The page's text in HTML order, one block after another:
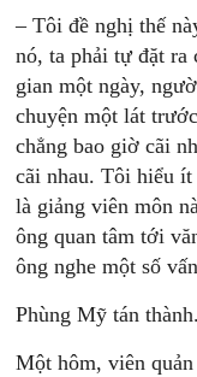
– Tôi đề nghị thế
nó, ta phải tự đặt
gian một ngày,
chuyện một lát
chẳng bao giờ cãi
cãi nhau. Tôi hiểu
là giảng viên môn
ông quan tâm tới
ông nghe một số
Phùng Mỹ tán thành.
Một hôm, viên